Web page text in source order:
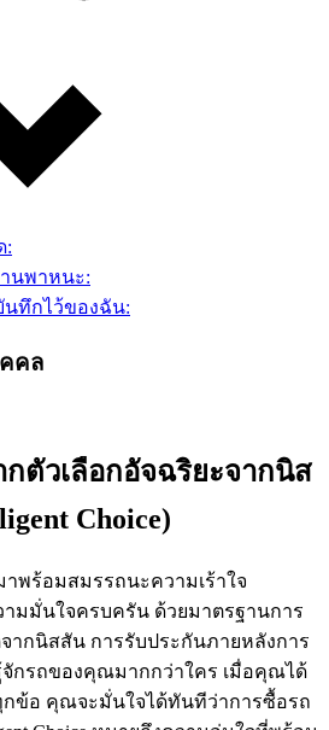
:
านพาหนะ:
ทึกไว้ของฉัน:
คล
ตัวเลือกอัจฉริยะจากนิส
Choice)
พร้อมสมรรถนะความเร้าใจ
มมั่นใจครบครัน ด้วยมาตรฐานการ
ากนิสสัน การรับประกันภายหลังการ
กรถของคุณมากกว่าใคร เมื่อคุณได้
ข้อ คุณจะมั่นใจได้ทันทีว่าการซื้อรถ